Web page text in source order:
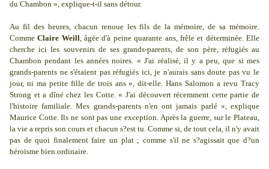
du Chambon », explique-t-il sans détour.
Au fil des heures, chacun renoue les fils de la mémoire, de sa mémoire.
CommeClaire Weill, âgée d'à peine quarante ans, frêle et déterminée. Elle
cherche ici les souvenirs de ses grands-parents, de son père, réfugiés au
Chambon pendant les années noires. « J'ai réalisé, il y a peu, que si mes
grands-parents ne s'étaient pas réfugiés ici, je n'aurais sans doute pas vu le
jour, ni ma petite fille de trois ans », dit-elle. Hans Salomon a revu Tracy
Strong et a dîné chez les Cotte. « J'ai découvert récemment cette partie de
l'histoire familiale. Mes grands-parents n'en ont jamais parlé », explique
Maurice Cotte. Ils ne sont pas une exception. Après la guerre, sur le Plateau,
la vie a repris son cours et chacun s?est tu. Comme si, de tout cela, il n'y avait
pas de quoi finalement faire un plat ; comme s'il ne s?agissait que d?un
héroïsme bien ordinaire.